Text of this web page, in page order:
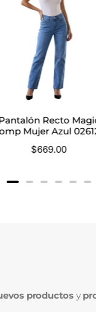
Recto
Mujer Azul
$669.00
productos y